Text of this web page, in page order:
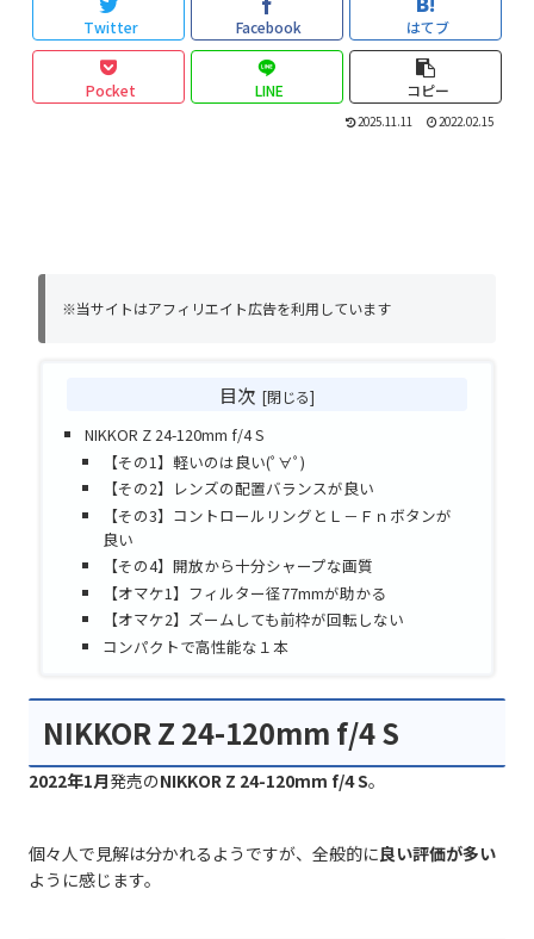
Twitter Facebook はてブ
Pocket LINE コピー
2025.11.11 2022.02.15
※当サイトはアフィリエイト広告を利用しています
目次
NIKKOR Z 24-120mm f/4 S
【その1】軽いのは良い(ﾟ∀ﾟ)
【その2】レンズの配置バランスが良い
【その3】コントロールリングとＬ－Ｆｎボタンが
良い
【その4】開放から十分シャープな画質
【オマケ1】フィルター径77mmが助かる
【オマケ2】ズームしても前枠が回転しない
コンパクトで高性能な１本
NIKKOR Z 24-120mm f/4 S
2022年1月発売のNIKKOR Z 24-120mm f/4 S。
個々人で見解は分かれるようですが、全般的に良い評価が多い
ように感じます。